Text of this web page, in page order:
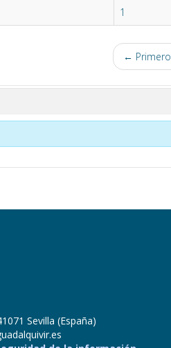
1
← Primero
Sevilla (España)